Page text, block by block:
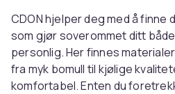
CDON hjelper deg med å
som gjør soverommet ditt
personlig. Her finnes
fra myk bomull til kjølige
komfortabel. Enten du